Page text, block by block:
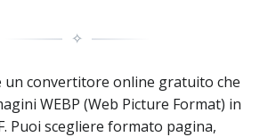
✧
un convertitore online gratuito che
WEBP (Web Picture Format) in
Puoi scegliere formato pagina,